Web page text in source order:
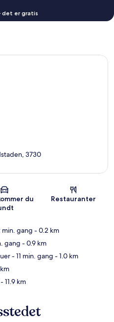
det er gratis
Kort
3730
du
Restauranter
min. gang - 0.2 km
gang - 0.9 km
- 11 min. gang - 1.0 km
- 11.9 km